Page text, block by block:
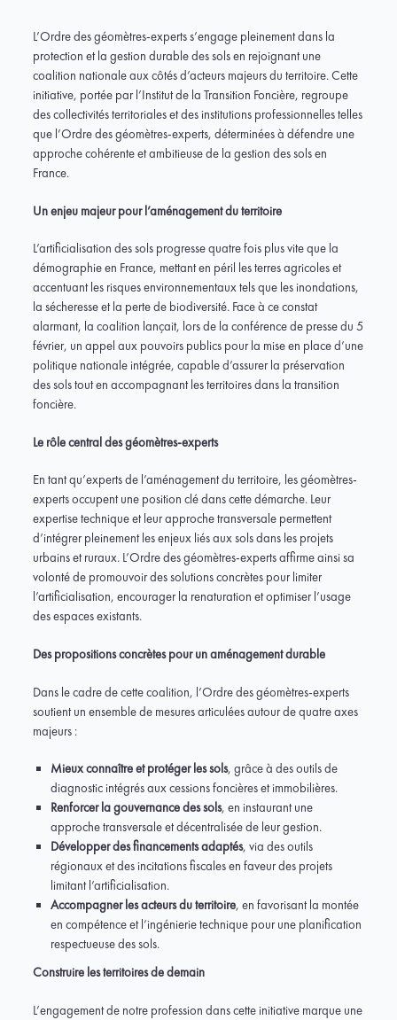
L’Ordre des géomètres-experts s’engage pleinement dans la
protection et la gestion durable des sols en rejoignant une
coalition nationale aux côtés d’acteurs majeurs du territoire. Cette
initiative, portée par l’Institut de la Transition Foncière, regroupe
des collectivités territoriales et des institutions professionnelles telles
que l’Ordre des géomètres-experts, déterminées à défendre une
approche cohérente et ambitieuse de la gestion des sols en
France.
Un enjeu majeur pour l’aménagement du territoire
L’artificialisation des sols progresse quatre fois plus vite que la
démographie en France, mettant en péril les terres agricoles et
accentuant les risques environnementaux tels que les inondations,
la sécheresse et la perte de biodiversité. Face à ce constat
alarmant, la coalition lançait, lors de la conférence de presse du 5
février, un appel aux pouvoirs publics pour la mise en place d’une
politique nationale intégrée, capable d’assurer la préservation
des sols tout en accompagnant les territoires dans la transition
foncière.
Le rôle central des géomètres-experts
En tant qu’experts de l’aménagement du territoire, les géomètres-
experts occupent une position clé dans cette démarche. Leur
expertise technique et leur approche transversale permettent
d’intégrer pleinement les enjeux liés aux sols dans les projets
urbains et ruraux. L’Ordre des géomètres-experts affirme ainsi sa
volonté de promouvoir des solutions concrètes pour limiter
l’artificialisation, encourager la renaturation et optimiser l’usage
des espaces existants.
Des propositions concrètes pour un aménagement durable
Dans le cadre de cette coalition, l’Ordre des géomètres-experts
soutient un ensemble de mesures articulées autour de quatre axes
majeurs :
Mieux connaître et protéger les sols, grâce à des outils de
diagnostic intégrés aux cessions foncières et immobilières.
Renforcer la gouvernance des sols, en instaurant une
approche transversale et décentralisée de leur gestion.
Développer des financements adaptés, via des outils
régionaux et des incitations fiscales en faveur des projets
limitant l’artificialisation.
Accompagner les acteurs du territoire, en favorisant la montée
en compétence et l’ingénierie technique pour une planification
respectueuse des sols.
Construire les territoires de demain
L’engagement de notre profession dans cette initiative marque une